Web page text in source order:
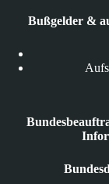
Bußgelder &